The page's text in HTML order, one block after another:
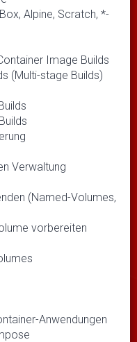
Alpine, Scratch, *-
Image Builds
(Multi-stage Builds)
Verwaltung
(Named-Volumes,
vorbereiten
Anwendungen